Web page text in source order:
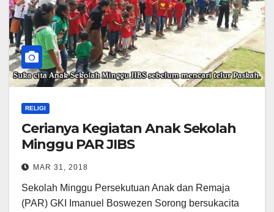
RELIGI
Cerianya Kegiatan Anak Sekolah
Minggu PAR JIBS
MAR 31, 2018
Sekolah Minggu Persekutuan Anak dan Remaja
(PAR) GKI Imanuel Boswezen Sorong bersukacita